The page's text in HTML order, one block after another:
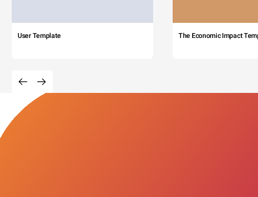
User Template The Economic Impact